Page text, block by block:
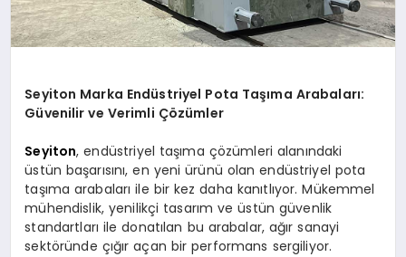
Seyiton Marka Endüstriyel Pota Taşıma Arabaları:
Güvenilir ve Verimli Çözümler
Seyiton, endüstriyel taşıma çözümleri alanındaki
üstün başarısını, en yeni ürünü olan endüstriyel pota
taşıma arabaları ile bir kez daha kanıtlıyor. Mükemmel
mühendislik, yenilikçi tasarım ve üstün güvenlik
standartları ile donatılan bu arabalar, ağır sanayi
sektöründe çığır açan bir performans sergiliyor.